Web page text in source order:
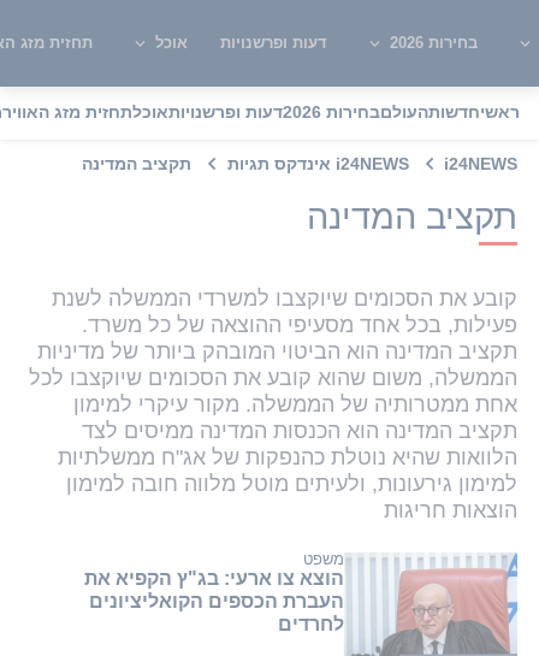
בחירות 2026 דעות ופרשנויות אוכל תחזית מזג
ראשיחדשותהעולםבחירות 2026 דעות ופרשנויותאוכלתחזית מזג האוויר
i24NEWS i24NEWS אינדקס תגיות תקציב המדינה
תקציב המדינה
קובע את הסכומים שיוקצבו למשרדי הממשלה לשנת
פעילות, בכל אחד מסעיפי ההוצאה של כל משרד.
תקציב המדינה הוא הביטוי המובהק ביותר של מדיניות
הממשלה, משום שהוא קובע את הסכומים שיוקצבו לכל
אחת ממטרותיה של הממשלה. מקור עיקרי למימון
תקציב המדינה הוא הכנסות המדינה ממיסים לצד
הלוואות שהיא נוטלת כהנפקות של אג"ח ממשלתיות
למימון גירעונות, ולעיתים מוטל מלווה חובה למימון
הוצאות חריגות
משפט
הוצא צו ארעי: בג"ץ הקפיא את
העברת הכספים הקואליציונים
לחרדים